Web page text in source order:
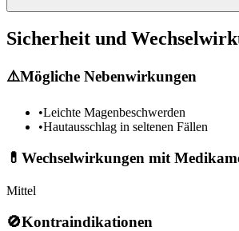
Sicherheit und
⚠️Mögliche Nebenwirkungen
•Leichte Magenbeschwerden
•Hautausschlag in seltenen Fällen
💊 Wechselwirkungen mit
Mittel
🚫Kontraindikationen